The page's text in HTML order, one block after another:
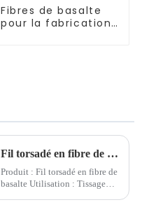
Fibres de basalte
pour la fabrication
Fil torsadé en fibre de basalte 300 Tex, expédié aux États-Unis
Produit : Fil torsadé en fibre de
basalte Utilisation : Tissage